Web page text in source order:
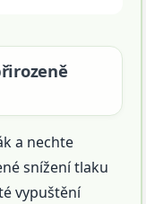
a nechte
snížení tlaku
vypuštění